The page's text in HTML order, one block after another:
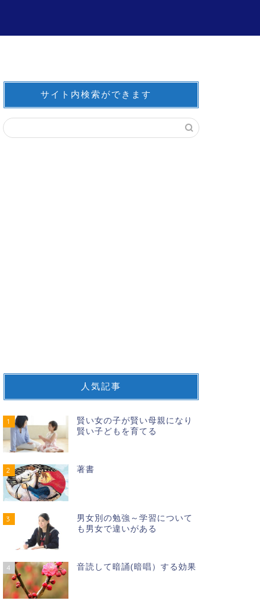
サイト内検索ができます
人気記事
1
賢い女の子が賢い母親になり
賢い子どもを育てる
2 著書
3
男女別の勉強～学習について
も男女で違いがある
4 音読して暗誦(暗唱）する効果